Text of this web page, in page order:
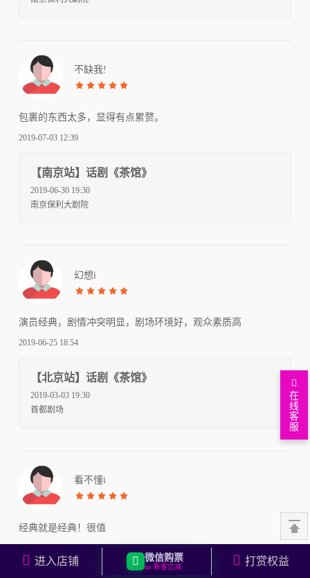
不缺我!
包裹的东西太多，显得有点累赘。
2019-07-03 12:39
【南京站】话剧《茶馆》
2019-06-30 19:30
南京保利大剧院
幻想i
演员经典，剧情冲突明显，剧场环境好，观众素质高
2019-06-25 18:54
【北京站】话剧《茶馆》
2019-03-03 19:30
首都剧场
看不懂i
经典就是经典！很值
在
线
客
服
进入店铺 微信购票
🎫 新客立减 打赏权益